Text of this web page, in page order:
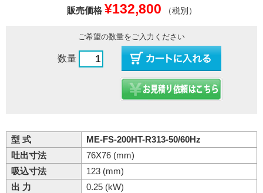
販売価格 ¥132,800 （税別）
ご希望の数量をご入力ください
数量
型 式
ME-FS-200HT-R313-50/60Hz
吐出寸法
76X76 (mm)
吸込寸法
123 (mm)
出 力
0.25 (kW)